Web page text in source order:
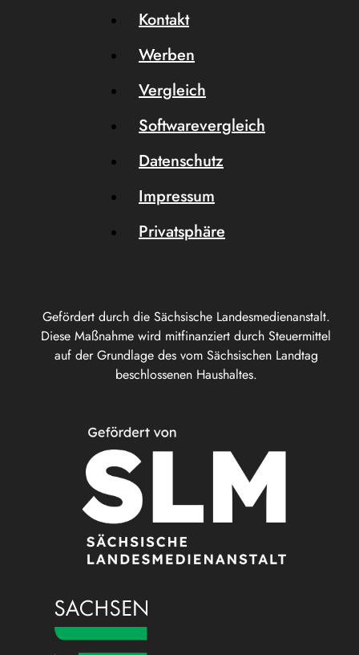
Gefördert durch die Sächsische Landesmedienanstalt.
Diese Maßnahme wird mitfinanziert durch Steuermittel
auf der Grundlage des vom Sächsischen Landtag
beschlossenen Haushaltes.
Kontakt
Werben
Vergleich
Softwarevergleich
Datenschutz
Impressum
Privatsphäre